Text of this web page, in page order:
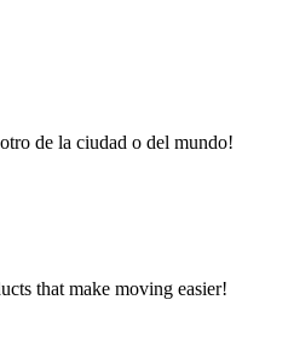
de la ciudad o del mundo!
that make moving easier!